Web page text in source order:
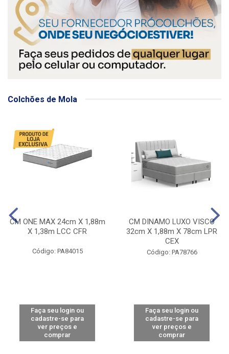
Colchões de Mola
CM ONE MAX 24cm X 1,88m
X 1,38m LCC CFR
Código: PA84015
Faça seu login ou
cadastre-se para
ver preços e
comprar
CM DINAMO LUXO VISCO
32cm X 1,88m X 78cm LPR
CEX
Código: PA78766
Faça seu login ou
cadastre-se para
ver preços e
comprar